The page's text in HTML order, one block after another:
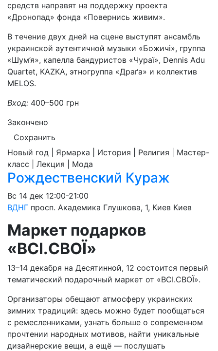
средств направят на поддержку проекта
«Дронопад» фонда «Повернись живим».
В течение двух дней на сцене выступят ансамбль
украинской аутентичной музыки «Божичі», группа
«Шум’я», капелла бандуристов «Чураї», Dennis Adu
Quartet, KAZKA, этногруппа «Драґа» и коллектив
MELOS.
Вход: 400–500 грн
Закончено
Сохранить
Новый год | Ярмарка | История | Религия | Мастер-
класс | Лекция | Мода
Рождественский Кураж
Вс 14 дек 12:00-21:00
ВДНГ просп. Академика Глушкова, 1, Киев Киев
Маркет подарков
«ВСІ.СВОЇ»
13–14 декабря на Десятинной, 12 состоится первый
тематический подарочный маркет от «ВСІ.СВОЇ».
Организаторы обещают атмосферу украинских
зимних традиций: здесь можно будет пообщаться
с ремесленниками, узнать больше о современном
прочтении народных мотивов, найти уникальные
дизайнерские вещи, а ещё — послушать